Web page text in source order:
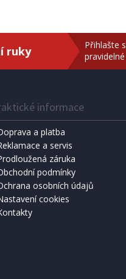
ruky
Přihlašte
informace
a platba
a servis
záruka
podmínky
osobních údajů
cookies